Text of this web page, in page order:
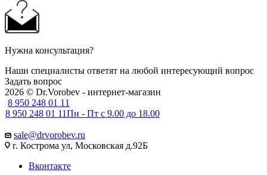
Нужна консультация?
Наши специалисты ответят на любой интересующий вопрос
Задать вопрос
2026 © Dr.Vorobev - интернет-магазин
8 950 248 01 11
8 950 248 01 11Пн - Пт с 9.00 до 18.00
sale@drvorobev.ru
г. Кострома ул, Московская д.92Б
Вконтакте